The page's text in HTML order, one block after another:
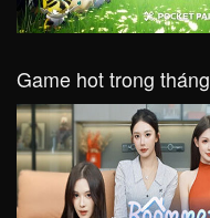
Game hot trong tháng
VIEW